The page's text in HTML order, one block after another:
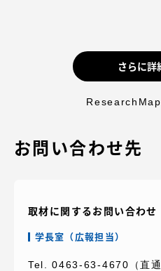
さらに詳
ResearchMap
お問い合わせ先
取材に関するお問い合わせ
学長室（広報担当）
Tel. 0463-63-4670（直通